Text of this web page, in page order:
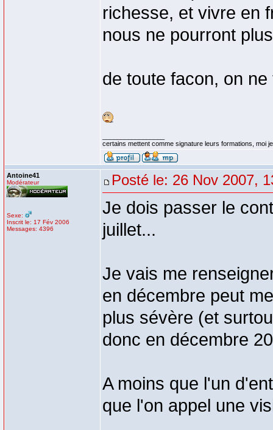
richesse, et vivre en
nous ne pourront
de toute facon, on
certains mettent comme signature leurs formations, moi
Antoine41
Modérateur
Sexe:
Inscrit le: 17 Fév 2006
Messages: 4396
Posté le: 26 Nov 2007,
Je dois passer le
juillet...
Je vais me
en décembre peut
plus sévère (et
donc en décembre
A moins que l'un
que l'on appel une